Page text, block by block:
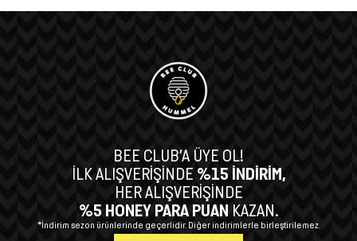
BEE CLUB’A ÜYE OL!
İLK ALIŞVERİŞİNDE %15 İNDİRİM,
HER ALIŞVERİŞİNDE
%5 HONEY PARA PUAN KAZAN.
*İndirim sezon ürünlerinde geçerlidir. Diğer indirimlerle birleştirilemez.